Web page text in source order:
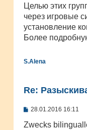
Целью этих
через игровые
установление
Более
S.Alena
Re:
С
о
28.01.2016 16:11
Zwecks